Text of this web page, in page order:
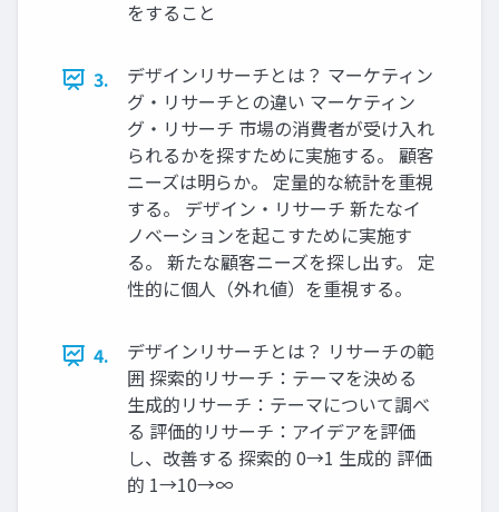
をすること
3.
デザインリサーチとは？ マーケティン
グ・リサーチとの違い マーケティン
グ・リサーチ 市場の消費者が受け入れ
られるかを探すために実施する。 顧客
ニーズは明らか。 定量的な統計を重視
する。 デザイン・リサーチ 新たなイ
ノベーションを起こすために実施す
る。 新たな顧客ニーズを探し出す。 定
性的に個人（外れ値）を重視する。
4.
デザインリサーチとは？ リサーチの範
囲 探索的リサーチ：テーマを決める
生成的リサーチ：テーマについて調べ
る 評価的リサーチ：アイデアを評価
し、改善する 探索的 0→1 生成的 評価
的 1→10→∞